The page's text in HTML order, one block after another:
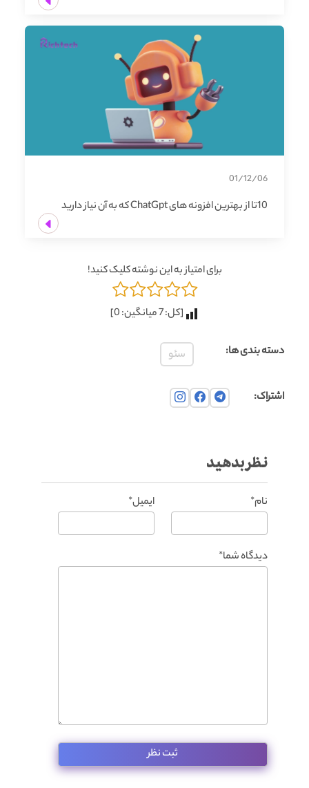
01/12/06
10تا از بهترین افزونه های ChatGpt که به آن نیاز دارید
برای امتیاز به این نوشته کلیک کنید!
[کل:7میانگین:0
]
دسته بندی ها: سئو
اشتراک:
نظر بدهید
نام* ایمیل*
دیدگاه شما*